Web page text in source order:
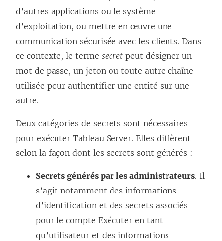
d’autres applications ou le système
d’exploitation, ou mettre en œuvre une
communication sécurisée avec les clients. Dans
ce contexte, le terme secret peut désigner un
mot de passe, un jeton ou toute autre chaîne
utilisée pour authentifier une entité sur une
autre.
Deux catégories de secrets sont nécessaires
pour exécuter Tableau Server. Elles diffèrent
selon la façon dont les secrets sont générés :
Secrets générés par les administrateurs. Il
s’agit notamment des informations
d’identification et des secrets associés
pour le compte Exécuter en tant
qu’utilisateur et des informations